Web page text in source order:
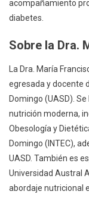
acompañamiento
diabetes.
Sobre la Dra.
La Dra. María
egresada y docente
Domingo (UASD).
nutrición moderna,
Obesología y
Domingo (INTEC),
UASD. También es
Universidad Austral
abordaje nutricional